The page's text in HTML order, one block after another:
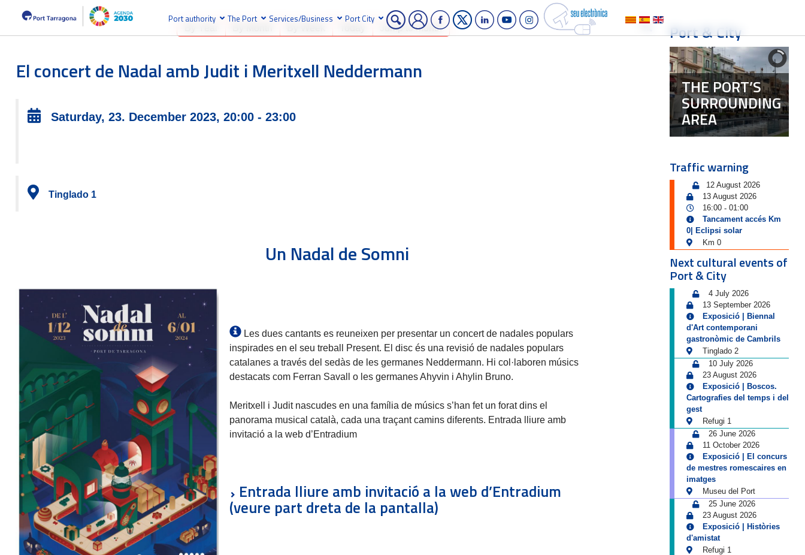
Port authority The Port Services/Business Port City
Jump to month
El concert de Nadal amb Judit i Meritxell Neddermann
Saturday, 23. December 2023, 20:00 - 23:00
Tinglado 1
Un Nadal de Somni
Les dues cantants es reuneixen per presentar un concert de nadales populars
inspirades en el seu treball Present. El disc és una revisió de nadales populars
catalanes a través del sedàs de les germanes Neddermann. Hi col·laboren músics
destacats com Ferran Savall o les germanes Ahyvin i Ahylin Bruno.
Meritxell i Judit nascudes en una família de músics s’han fet un forat dins el
panorama musical català, cada una traçant camins diferents. Entrada lliure amb
invitació a la web d’Entradium
Entrada lliure amb invitació a la web d’Entradium
(veure part dreta de la pantalla)
Port & City
THE PORT’S
SURROUNDING
AREA
Traffic warning
12 August 2026
13 August 2026
16:00- 01:00
Tancament accés Km
0| Eclipsi solar
Km 0
Next cultural events of
Port & City
4 July 2026
13 September 2026
Exposició | Biennal
d'Art contemporani
gastronòmic de Cambrils
Tinglado 2
10 July 2026
23 August 2026
Exposició | Boscos.
Cartografies del temps i del
gest
Refugi 1
26 June 2026
11 October 2026
Exposició | El concurs
de mestres romescaires en
imatges
Museu del Port
25 June 2026
23 August 2026
Exposició | Històries
d'amistat
Refugi 1